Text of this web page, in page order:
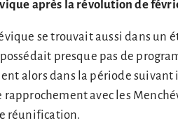
après la révolution de
se trouvait aussi dans un
presque pas de
alors dans la période
avec les
réunification.